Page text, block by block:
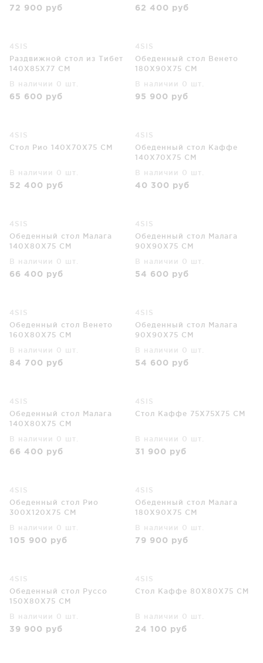
72 900 руб 62 400 руб
4SIS
Раздвижной стол из Тибет
140X85X77 CM
В наличии 0 шт.
65 600 руб
4SIS
Обеденный стол Венето
180X90X75 CM
В наличии 0 шт.
95 900 руб
4SIS
Стол Рио 140X70X75 CM
В наличии 0 шт.
52 400 руб
4SIS
Обеденный стол Каффе
140X70X75 CM
В наличии 0 шт.
40 300 руб
4SIS
Обеденный стол Малага
140X80X75 CM
В наличии 0 шт.
66 400 руб
4SIS
Обеденный стол Малага
90X90X75 CM
В наличии 0 шт.
54 600 руб
4SIS
Обеденный стол Венето
160X80X75 CM
В наличии 0 шт.
84 700 руб
4SIS
Обеденный стол Малага
90X90X75 CM
В наличии 0 шт.
54 600 руб
4SIS
Обеденный стол Малага
140X80X75 CM
В наличии 0 шт.
66 400 руб
4SIS
Стол Каффе 75X75X75 CM
В наличии 0 шт.
31 900 руб
4SIS
Обеденный стол Рио
300X120X75 CM
В наличии 0 шт.
105 900 руб
4SIS
Обеденный стол Малага
180X90X75 CM
В наличии 0 шт.
79 900 руб
4SIS
Обеденный стол Руссо
150X80X75 CM
В наличии 0 шт.
39 900 руб
4SIS
Стол Каффе 80X80X75 CM
В наличии 0 шт.
24 100 руб